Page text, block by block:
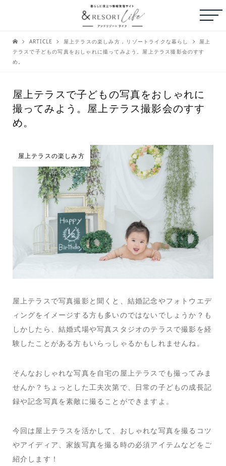
ARTICLE 屋上テラスの楽しみ方 , リゾートライクな暮らし
屋上
テラスで子どもの写真をおしゃれに撮ってみよう。屋上テラス撮影会のすす
め。
屋上テラスで子どもの写真をおしゃれに
撮ってみよう。屋上テラス撮影会のすす
め。
屋上テラスの楽しみ方
屋上テラスで写真撮影と聞くと、結婚記念やフォトウエデ
ィングをイメージする方も多いのではないでしょうか？も
しかしたら、結婚式場や写真スタジオのテラスで撮影を経
験したことがある方もいらっしゃるかもしれませんね。
そんなおしゃれな写真を自宅の屋上テラスでも撮ってみま
せんか？ちょっとした工夫次第で、日常の子どもの成長記
録や記念写真を素敵に撮ることができますよ。
今回は屋上テラスを活かして、おしゃれな写真を撮るコツ
やアイディア、家族写真を撮る時の必須アイテムなどをご
紹介します！